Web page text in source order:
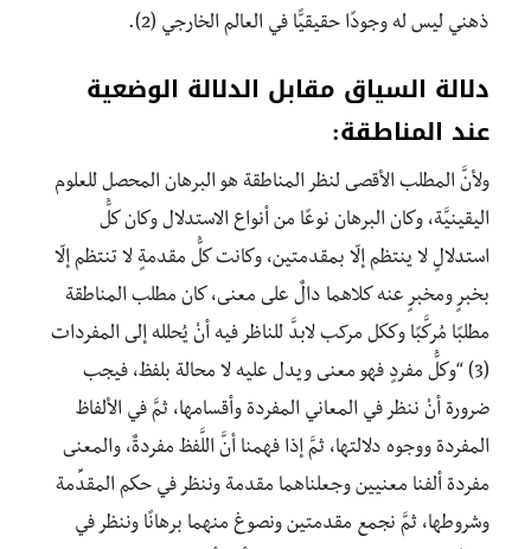
ذهني ليس له وجودًا حقيقيًّا في العالم الخارجي (2).
دلالة السياق مقابل الدلالة الوضعية
عند المناطقة:
ولأنَّ المطلب الأقصى لنظر المناطقة هو البرهان المحصل للعلوم
اليقينيَّة، وكان البرهان نوعًا من أنواع الاستدلال وكان كلُّ
استدلالٍ لا ينتظم إلّا بمقدمتين، وكانت كلُّ مقدمةٍ لا تنتظم إلّا
بخبرٍ ومخبرٍ عنه كلاهما دالٌ على معنى، كان مطلب المناطقة
مطلبًا مُركَّبًا وككل مرکب لابدَّ للناظر فيه أنْ يُحلله إلى المفردات
(3) “وكلُّ مفردٍ فهو معنى ويدل عليه لا محالة بلفظ، فيجب
ضرورة أنْ ننظر في المعاني المفردة وأقسامها، ثمَّ في الألفاظ
المفردة ووجوه دلالتها، ثمَّ إذا فهمنا أنَّ اللَّفظ مفردةٌ، والمعنى
مفردة ألفنا معنيين وجعلناهما مقدمة وننظر في حكم المقدِّمة
وشروطها، ثمَّ نجمع مقدمتين ونصوغ منهما برهانًا وننظر في